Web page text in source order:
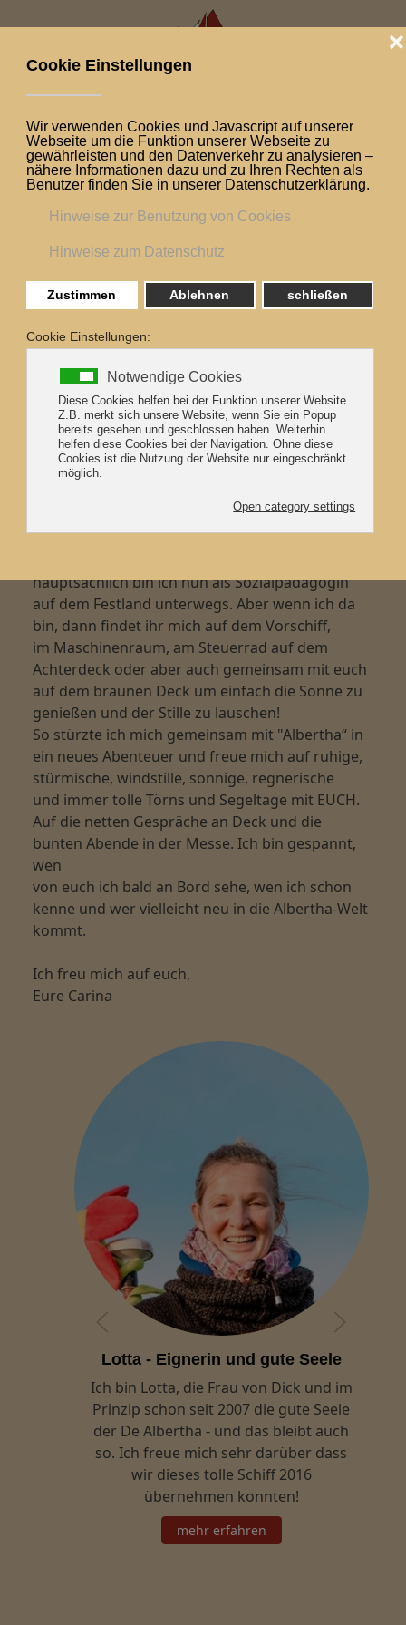
Mobile Menu Toggle
Aktuelle Seite:
Carina
Besatzung
Carina
Hallöchen ihr Lieben!
Seit 2008 kenne ich die alte Dame nun schon und
lernte sie von allen Seiten kennen. Ob als Gast,
Helferin der Kieler Woche, als Besucherin, auf
der Werft als Handwerkerin und eben als
Bootsmann!
Ich habe in ihr mein zweites Zuhause gefunden
geht, wenn ihr sie erstmal kennen gelernt habt!
Ob ihr mich an Bord antrefft, ist immer ein
hauptsächlich bin ich nun als Sozialpädagogin
auf dem Festland unterwegs. Aber wenn ich da
bin, dann findet ihr mich auf dem Vorschiff,
im Maschinenraum, am Steuerrad auf dem
Achterdeck oder aber auch gemeinsam mit euch
auf dem braunen Deck um einfach die Sonne zu
genießen und der Stille zu lauschen!
So stürzte ich mich gemeinsam mit "Albertha“ in
ein neues Abenteuer und freue mich auf ruhige,
stürmische, windstille, sonnige, regnerische
und immer tolle Törns und Segeltage mit EUCH.
Auf die netten Gespräche an Deck und die
bunten Abende in der Messe. Ich bin gespannt,
wen
von euch ich bald an Bord sehe, wen ich schon
kenne und wer vielleicht neu in die Albertha-Welt
kommt.
Ich freu mich auf euch,
Eure Carina
Lotta - Eignerin und gute Seele
Ich bin Lotta, die Frau von Dick und im
Prinzip schon seit 2007 die gute Seele
der De Albertha - und das bleibt auch
so. Ich freue mich sehr darüber dass
wir dieses tolle Schiff 2016
übernehmen konnten!
mehr erfahren